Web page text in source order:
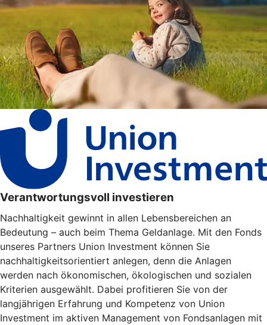
Verantwortungsvoll investieren
Nachhaltigkeit gewinnt in allen Lebensbereichen an
Bedeutung – auch beim Thema Geldanlage. Mit den Fonds
unseres Partners Union Investment können Sie
nachhaltigkeitsorientiert anlegen, denn die Anlagen
werden nach ökonomischen, ökologischen und sozialen
Kriterien ausgewählt. Dabei profitieren Sie von der
langjährigen Erfahrung und Kompetenz von Union
Investment im aktiven Management von Fondsanlagen mit